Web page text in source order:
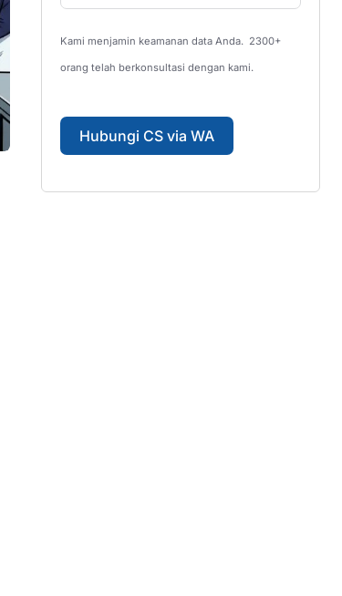
Kami menjamin keamanan data Anda. 2300+
orang telah berkonsultasi dengan kami.
Hubungi CS via WA